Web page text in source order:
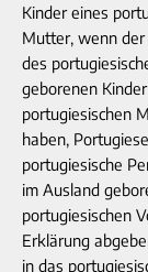
Kinder eines
Mutter, wenn
des
geborenen
portugiesischen
haben,
portugiesische
im Ausland
portugiesischen
Erklärung
in das